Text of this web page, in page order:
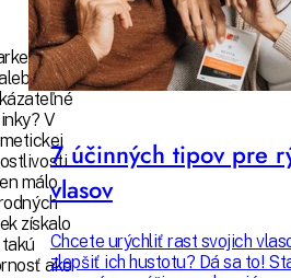
V
málo
získalo
takú
ako
7 účinných tipov pre
vlasov
Chcete urýchliť rast svojich
zlepšiť ich hustotu? Dá sa to!